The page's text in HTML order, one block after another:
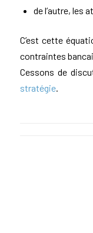
de l’autre, les
C’est cette
contraintes
Cessons de
stratégie.